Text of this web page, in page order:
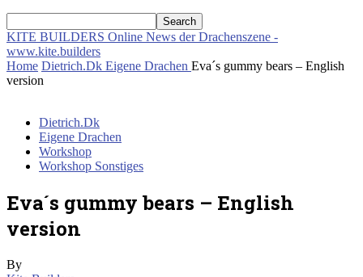
KITE BUILDERS Online News der Drachenszene -
www.kite.builders
Home Dietrich.Dk Eigene Drachen Eva´s gummy bears – English
version
Dietrich.Dk
Eigene Drachen
Workshop
Workshop Sonstiges
Eva´s gummy bears – English
version
By